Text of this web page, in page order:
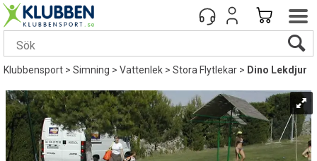
Klubbensport>Simning>Vattenlek>Stora Flytlekar> Dino Lekdjur